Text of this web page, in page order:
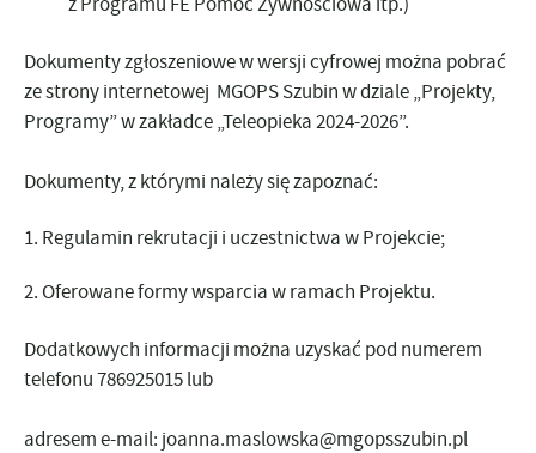
Dokumenty zgłoszeniowe w wersji cyfrowej można pobrać
ze strony internetowej MGOPS Szubin w dziale „Projekty,
Programy” w zakładce „Teleopieka 2024-2026”.
Dokumenty, z którymi należy się zapoznać:
Regulamin rekrutacji i uczestnictwa w Projekcie;
Oferowane formy wsparcia w ramach Projektu.
Dodatkowych informacji można uzyskać pod numerem
telefonu 786925015 lub
adresem e-mail: joanna.maslowska@mgopsszubin.pl